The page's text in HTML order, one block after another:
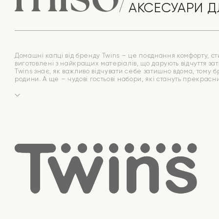
АКСЕСУАРИ
Домашні капці від бренду Twins – це поєднання комфорту,
виготовлені з найкращих матеріалів, що дарують відчуття
Twins знає, як важливо відчувати себе затишно вдома,
родини. А ще – чудові гостьові набори, які стануть